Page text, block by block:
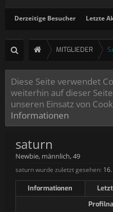
Derzeitige Besucher Letzte
MITGLIEDER
Diese Seite verwendet
weiterhin auf dieser
unseren Einsatz von
Informationen
saturn
Newbie, männlich, 49
saturn wurde zuletzt gesehen:
Informationen